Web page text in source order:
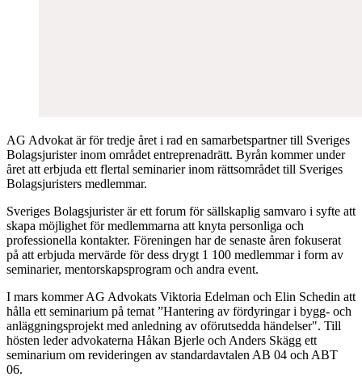
AG Advokat är för tredje året i rad en samarbetspartner till Sveriges
Bolagsjurister inom området entreprenadrätt. Byrån kommer under
året att erbjuda ett flertal seminarier inom rättsområdet till Sveriges
Bolagsjuristers medlemmar.
Sveriges Bolagsjurister är ett forum för sällskaplig samvaro i syfte att
skapa möjlighet för medlemmarna att knyta personliga och
professionella kontakter. Föreningen har de senaste åren fokuserat
på att erbjuda mervärde för dess drygt 1 100 medlemmar i form av
seminarier, mentorskapsprogram och andra event.
I mars kommer AG Advokats Viktoria Edelman och Elin Schedin att
hålla ett seminarium på temat ”Hantering av fördyringar i bygg- och
anläggningsprojekt med anledning av oförutsedda händelser". Till
hösten leder advokaterna Håkan Bjerle och Anders Skägg ett
seminarium om revideringen av standardavtalen AB 04 och ABT
06.